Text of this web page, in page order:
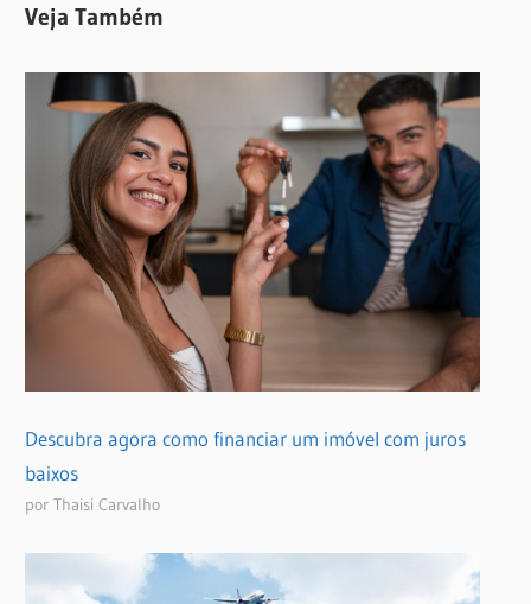
Veja Também
Descubra agora como financiar um imóvel com juros
baixos
por Thaisi Carvalho